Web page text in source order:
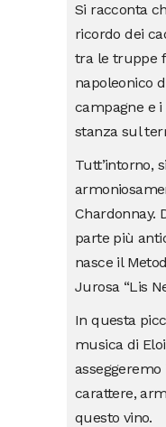
Si racconta
ricordo dei
tra le truppe
napoleonico
campagne e
stanza sul
Tutt’intorno,
Chardonnay.
parte più
nasce il
Jurosa “Lis
In questa
musica di
carattere,
questo vino.